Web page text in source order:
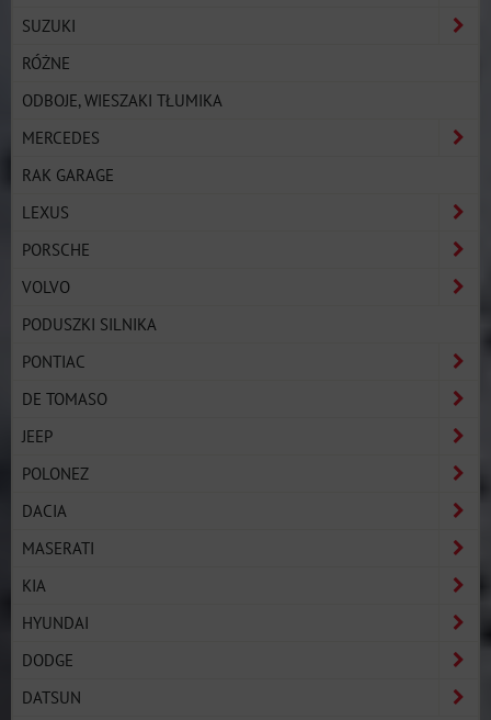
SUZUKI
RÓŻNE
ODBOJE, WIESZAKI TŁUMIKA
MERCEDES
RAK GARAGE
LEXUS
PORSCHE
VOLVO
PODUSZKI SILNIKA
PONTIAC
DE TOMASO
JEEP
POLONEZ
DACIA
MASERATI
KIA
HYUNDAI
DODGE
DATSUN